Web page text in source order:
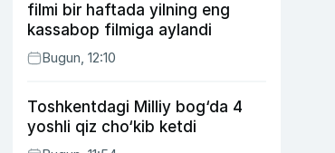
filmi bir haftada yilning eng
kassabop filmiga aylandi
Bugun, 12:10
Toshkentdagi Milliy bog‘da 4
yoshli qiz cho‘kib ketdi